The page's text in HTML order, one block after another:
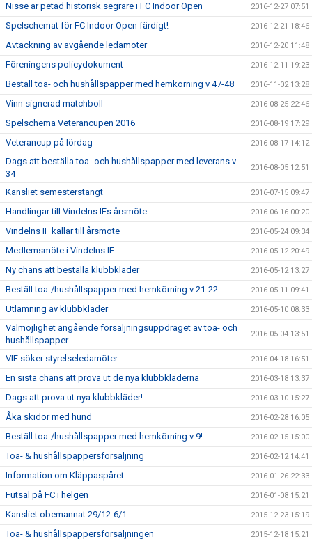
Nisse är petad historisk segrare i FC Indoor Open 2016-12-27 07:51
Spelschemat för FC Indoor Open färdigt! 2016-12-21 18:46
Avtackning av avgående ledamöter 2016-12-20 11:48
Föreningens policydokument 2016-12-11 19:23
Beställ toa- och hushållspapper med hemkörning v 47-48 2016-11-02 13:28
Vinn signerad matchboll 2016-08-25 22:46
Spelschema Veterancupen 2016 2016-08-19 17:29
Veterancup på lördag 2016-08-17 14:12
Dags att beställa toa- och hushållspapper med leverans v
34
2016-08-05 12:51
Kansliet semesterstängt 2016-07-15 09:47
Handlingar till Vindelns IFs årsmöte 2016-06-16 00:20
Vindelns IF kallar till årsmöte 2016-05-24 09:34
Medlemsmöte i Vindelns IF 2016-05-12 20:49
Ny chans att beställa klubbkläder 2016-05-12 13:27
Beställ toa-/hushållspapper med hemkörning v 21-22 2016-05-11 09:41
Utlämning av klubbkläder 2016-05-10 08:33
Valmöjlighet angående försäljningsuppdraget av toa- och
hushållspapper
2016-05-04 13:51
VIF söker styrelseledamöter 2016-04-18 16:51
En sista chans att prova ut de nya klubbkläderna 2016-03-18 13:37
Dags att prova ut nya klubbkläder! 2016-03-10 15:27
Åka skidor med hund 2016-02-28 16:05
Beställ toa-/hushållspapper med hemkörning v 9! 2016-02-15 15:00
Toa- & hushållspappersförsäljning 2016-02-12 14:41
Information om Kläppaspåret 2016-01-26 22:33
Futsal på FC i helgen 2016-01-08 15:21
Kansliet obemannat 29/12-6/1 2015-12-23 15:19
Toa- & hushållspappersförsäljningen 2015-12-18 15:21